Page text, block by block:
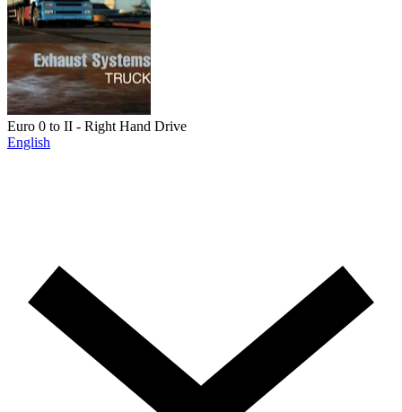
Euro 0 to II - Right Hand Drive
English